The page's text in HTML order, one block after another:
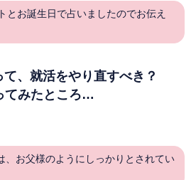
とお誕生日で占いましたのでお伝え
て、就活をやり直すべき？
てみたところ…
、お父様のようにしっかりとされてい